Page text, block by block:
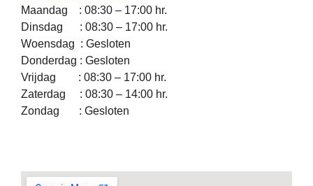
Maandag : 08:30 – 17:00 hr.
Dinsdag : 08:30 – 17:00 hr.
Woensdag : Gesloten
Donderdag : Gesloten
Vrijdag : 08:30 – 17:00 hr.
Zaterdag : 08:30 – 14:00 hr.
Zondag : Gesloten